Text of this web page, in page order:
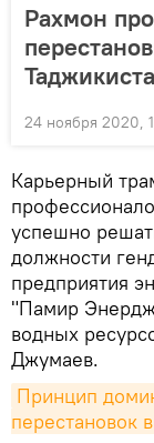
Рахмон
24 ноября 2020,
Карьерный
успешно
должности
предприятия
"Памир
водных
Джумаев.
Принцип
перестановок